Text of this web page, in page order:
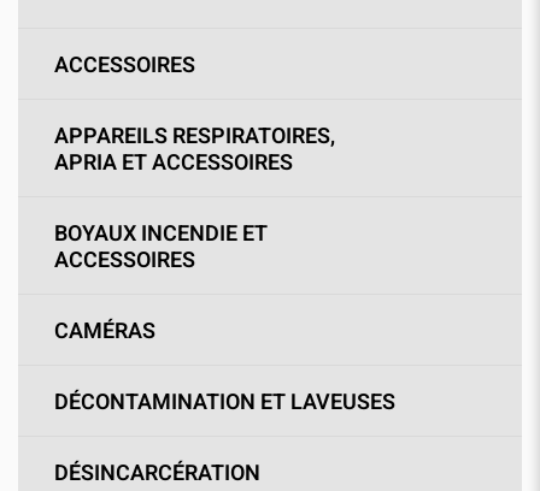
ACCESSOIRES
APPAREILS RESPIRATOIRES,
APRIA ET ACCESSOIRES
BOYAUX INCENDIE ET
ACCESSOIRES
CAMÉRAS
DÉCONTAMINATION ET LAVEUSES
DÉSINCARCÉRATION